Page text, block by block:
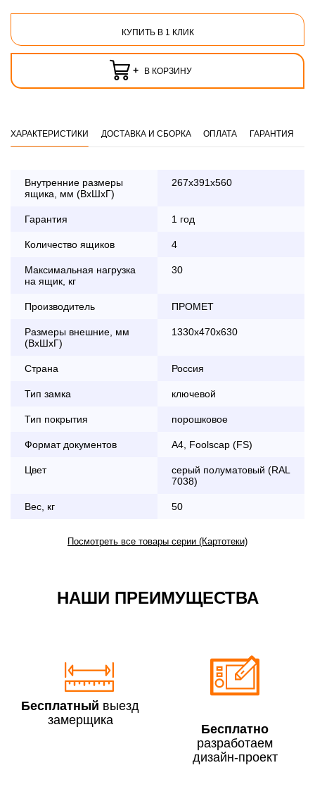
КУПИТЬ В 1 КЛИК
+ В КОРЗИНУ
ХАРАКТЕРИСТИКИ ДОСТАВКА И СБОРКА ОПЛАТА ГАРАНТИЯ
Внутренние размеры
ящика, мм (ВхШхГ)
267х391х560
Гарантия 1 год
Количество ящиков 4
Максимальная нагрузка
на ящик, кг
30
Производитель ПРОМЕТ
Размеры внешние, мм
(ВхШхГ)
1330x470x630
Страна Россия
Тип замка ключевой
Тип покрытия порошковое
Формат документов A4, Foolscap (FS)
Цвет
серый полуматовый (RAL
7038)
Вес, кг 50
дни с 8:30 до 18:00
Свыше 90 000 руб.
бесплатно
До 90 000 руб.
2 000 руб. + 30руб./1км
(в обе стороны)
(в обе стороны)
время 3 500 руб.
Сборка по Москве в будние дни при заказе:
До 300 000 руб.
7% (но не менее 2 500 руб.)
Свыше 300 000 руб.
Сборка по Московской области при заказе:
заказа банковской картой
Посмотреть все товары серии (Картотеки)
НАШИ ПРЕИМУЩЕСТВА
Бесплатный выезд
замерщика
Бесплатно
разработаем
дизайн-проект